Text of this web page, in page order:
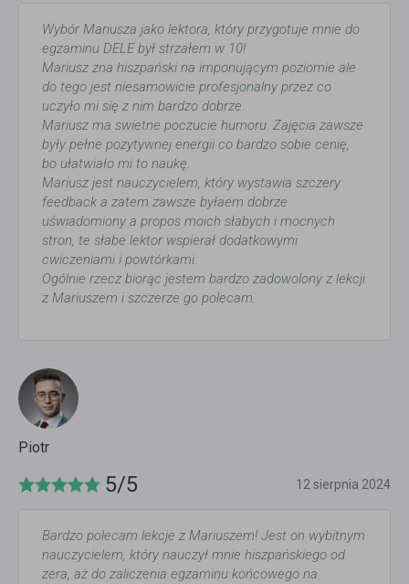
Wybór Mariusza jako lektora, który przygotuje mnie do
egzaminu DELE był strzałem w 10!
Mariusz zna hiszpański na imponującym poziomie ale
do tego jest niesamowicie profesjonalny przez co
uczyło mi się z nim bardzo dobrze.
Mariusz ma swietne poczucie humoru. Zajęcia zawsze
były pełne pozytywnej energii co bardzo sobie cenię,
bo ułatwiało mi to naukę.
Mariusz jest nauczycielem, który wystawia szczery
feedback a zatem zawsze byłaem dobrze
uświadomiony a propos moich słabych i mocnych
stron, te słabe lektor wspierał dodatkowymi
cwiczeniami i powtórkami.
Ogólnie rzecz biorąc jestem bardzo zadowolony z lekcji
z Mariuszem i szczerze go polecam.
Piotr
5/5 12 sierpnia 2024
Bardzo polecam lekcje z Mariuszem! Jest on wybitnym
nauczycielem, który nauczył mnie hiszpańskiego od
zera, aż do zaliczenia egzaminu końcowego na